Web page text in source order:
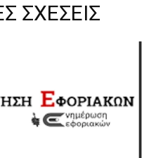
ΣΧΕΣΕΙΣ